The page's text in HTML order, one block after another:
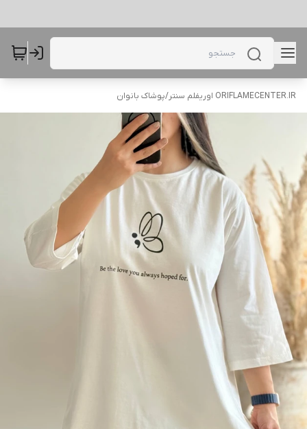
ORIFLAMECENTER.IR اوریفلم سنتر /پوشاک بانوان